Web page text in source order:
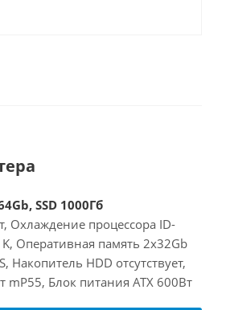
SSD 1000Гб
Охлаждение процессора ID-
Оперативная память 2x32Gb
Накопитель HDD отсутствует,
mP55, Блок питания ATX 600Вт